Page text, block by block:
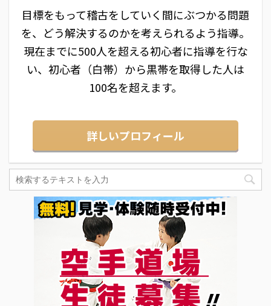
目標をもって稽古をしていく間にぶつかる問題
を、どう解決するのかを考えられるよう指導。
現在までに500人を超える初心者に指導を行な
い、初心者（白帯）から黒帯を取得した人は
100名を超えます。
詳しいプロフィール